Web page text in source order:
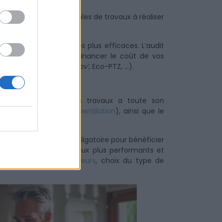
propose deux exemples de travaux à réaliser
par les travaux les plus efficaces. L’audit
financières pour financer le coût de vos
MaPrimeRénov’, Eco-PTZ, …).
l’ordre des travaux a toute son
climatisation,
ventilation), ainsi que le
l’Environnement) – obligatoire pour bénéficier
d’avoir des matériaux plus performants et
murs intérieurs, choix du type de